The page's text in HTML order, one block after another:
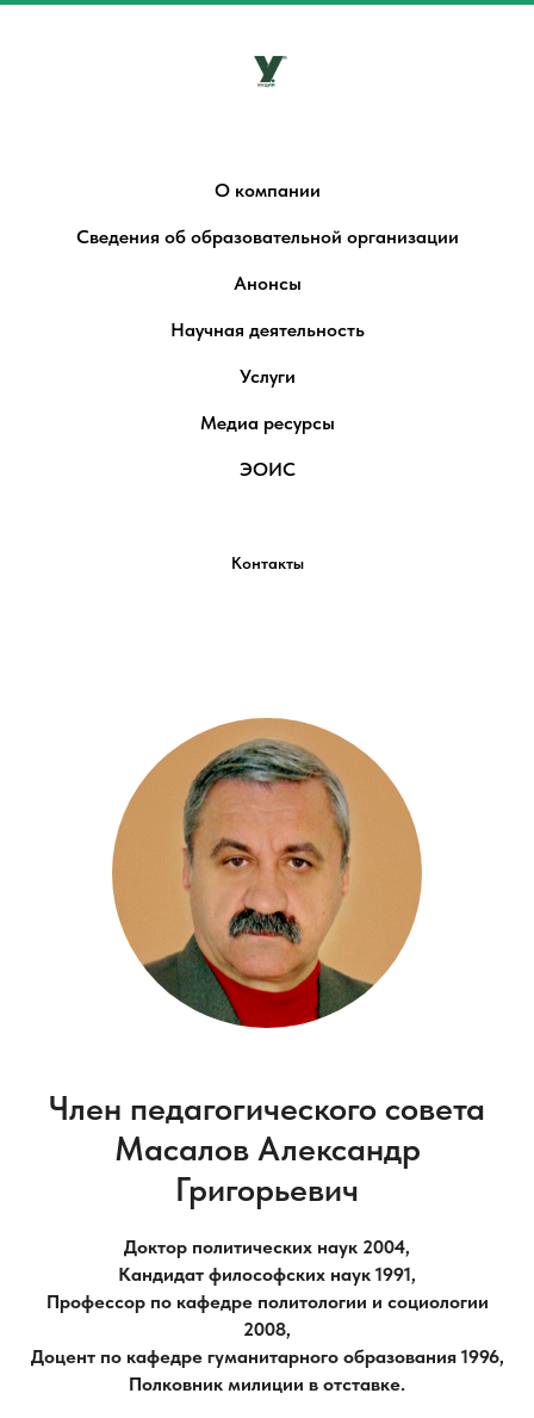
О компании
Сведения об образовательной организации
Анонсы
Научная деятельность
Услуги
Медиа ресурсы
ЭОИС
Контакты
Член педагогического совета
Масалов Александр
Григорьевич
Доктор политических наук 2004,
Кандидат философских наук 1991,
Профессор по кафедре политологии и социологии
2008,
Доцент по кафедре гуманитарного образования 1996,
Полковник милиции в отставке.